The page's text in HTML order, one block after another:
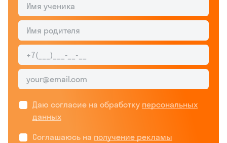
Даю согласие на обработку персональных
данных
Соглашаюсь на получение рекламы